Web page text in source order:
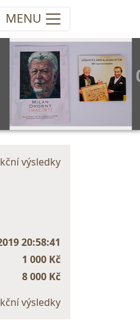
MENU
výsledky
20:58:41
1 000 Kč
8 000 Kč
výsledky